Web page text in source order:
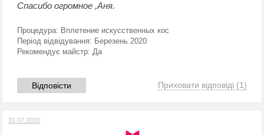
Спасибо огромное ,Аня.
Процедура: Вплетение искусственных кос
Період відвідування: Березень 2020
Рекомендує майстр: Да
Відповісти Приховати відповіді (1)
31.07.2020